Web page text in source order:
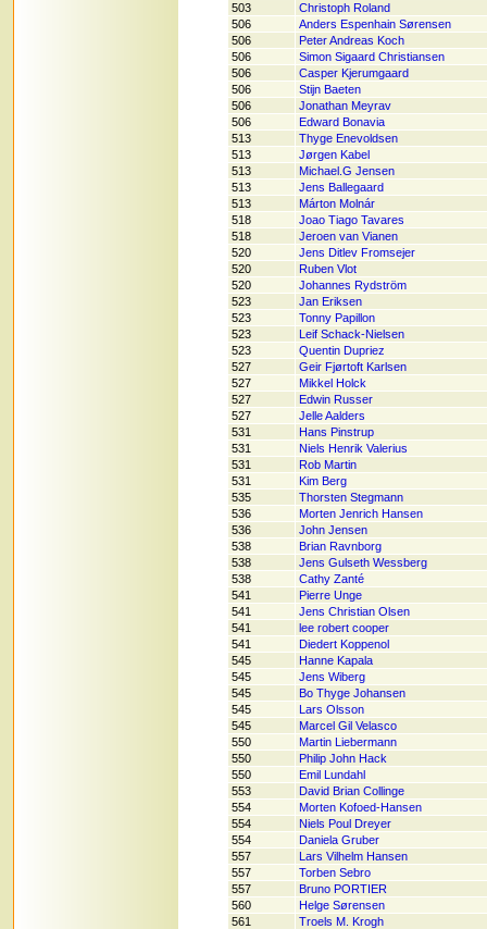
503
Christoph Roland
506
Anders Espenhain Sørensen
506
Peter Andreas Koch
506
Simon Sigaard Christiansen
506
Casper Kjerumgaard
506
Stijn Baeten
506
Jonathan Meyrav
506
Edward Bonavia
513
Thyge Enevoldsen
513
Jørgen Kabel
513
Michael.G Jensen
513
Jens Ballegaard
513
Márton Molnár
518
Joao Tiago Tavares
518
Jeroen van Vianen
520
Jens Ditlev Fromsejer
520
Ruben Vlot
520
Johannes Rydström
523
Jan Eriksen
523
Tonny Papillon
523
Leif Schack-Nielsen
523
Quentin Dupriez
527
Geir Fjørtoft Karlsen
527
Mikkel Holck
527
Edwin Russer
527
Jelle Aalders
531
Hans Pinstrup
531
Niels Henrik Valerius
531
Rob Martin
531
Kim Berg
535
Thorsten Stegmann
536
Morten Jenrich Hansen
536
John Jensen
538
Brian Ravnborg
538
Jens Gulseth Wessberg
538
Cathy Zanté
541
Pierre Unge
541
Jens Christian Olsen
541
lee robert cooper
541
Diedert Koppenol
545
Hanne Kapala
545
Jens Wiberg
545
Bo Thyge Johansen
545
Lars Olsson
545
Marcel Gil Velasco
550
Martin Liebermann
550
Philip John Hack
550
Emil Lundahl
553
David Brian Collinge
554
Morten Kofoed-Hansen
554
Niels Poul Dreyer
554
Daniela Gruber
557
Lars Vilhelm Hansen
557
Torben Sebro
557
Bruno PORTIER
560
Helge Sørensen
561
Troels M. Krogh